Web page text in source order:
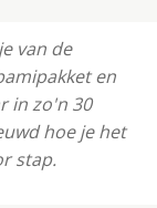
van de
en
in zo'n 30
hoe je het
stap.